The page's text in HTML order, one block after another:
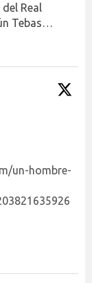
Real
Tebas…
un-hombre-